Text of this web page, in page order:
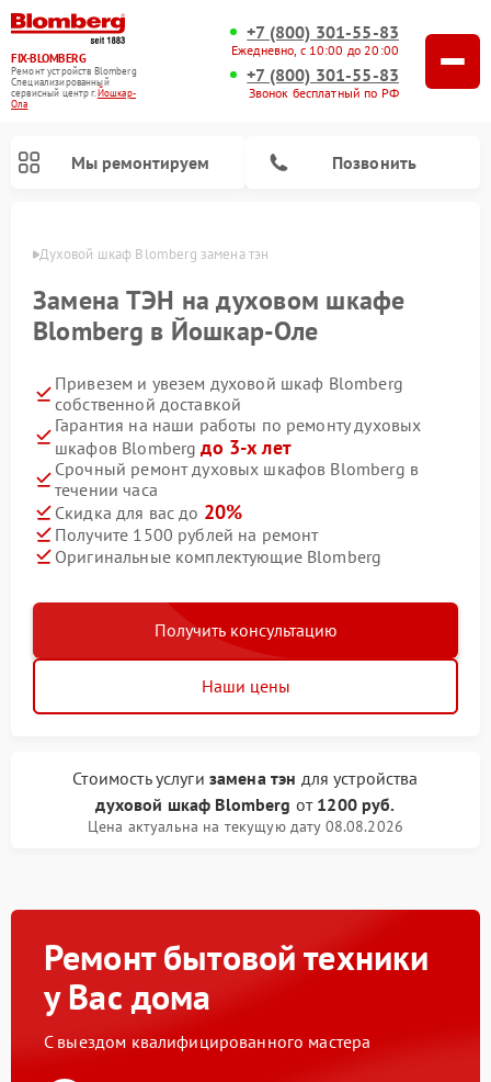
FIX-BLOMBERG
Ремонт устройств Blomberg
Специализированный
cервисный центр г.Йошкар-
Ола
+7 (800) 301-55-83
Ежедневно, с 10:00 до 20:00
+7 (800) 301-55-83
Звонок бесплатный по РФ
Мы ремонтируем Позвонить
Духовой шкаф Blomberg замена тэн
Замена ТЭН на духовом шкафе
Blomberg в Йошкар-Оле
Привезем и увезем духовой шкаф Blomberg
собственной доставкой
Гарантия на наши работы по ремонту духовых
шкафов Blombergдо 3-х лет
Срочный ремонт духовых шкафов Blomberg в
течении часа
Скидка для вас до 20%
Получите 1500 рублей на ремонт
Оригинальные комплектующие Blomberg
Получить консультацию
Наши цены
Стоимость услуги замена тэн для устройства
духовой шкаф Blomberg от 1200 руб.
Цена актуальна на текущую дату 08.08.2026
Ремонт бытовой техники
у Вас дома
С выездом квалифицированного мастера